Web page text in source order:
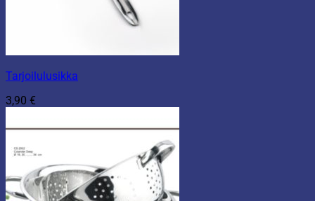
Tarjoilulusikka
3,90 €